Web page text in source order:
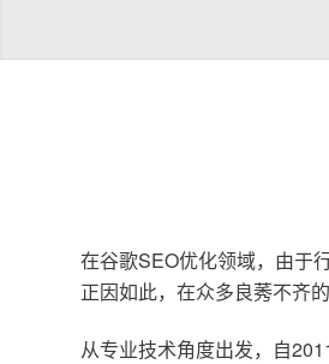
在谷歌SEO优化领域，由于
正因如此，在众多良莠不齐
从专业技术角度出发，自